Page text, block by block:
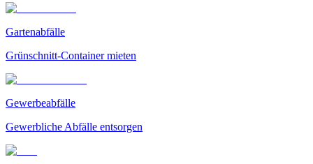
Gartenabfälle
Grünschnitt-Container mieten
Gewerbeabfälle
Gewerbliche Abfälle entsorgen